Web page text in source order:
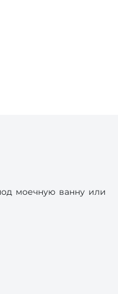
моечную ванну или